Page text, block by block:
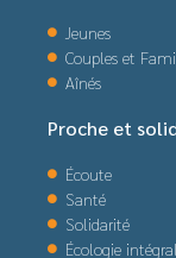
Jeunes
Couples et
Aînés
Proche et
Écoute
Santé
Solidarité
Écologie